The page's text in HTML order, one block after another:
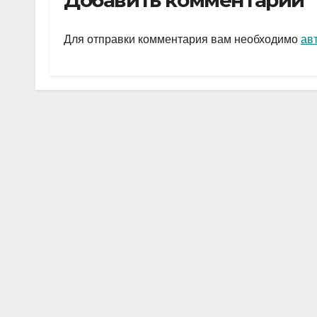
gr
a
s
A
p
а
в
ть
Для отправки комментария вам необходимо